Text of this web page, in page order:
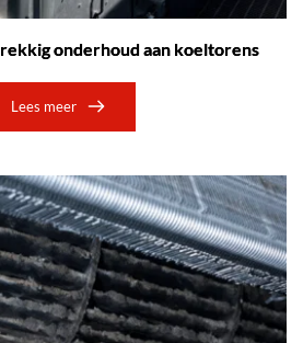
onderhoud aan koeltorens
Lees meer